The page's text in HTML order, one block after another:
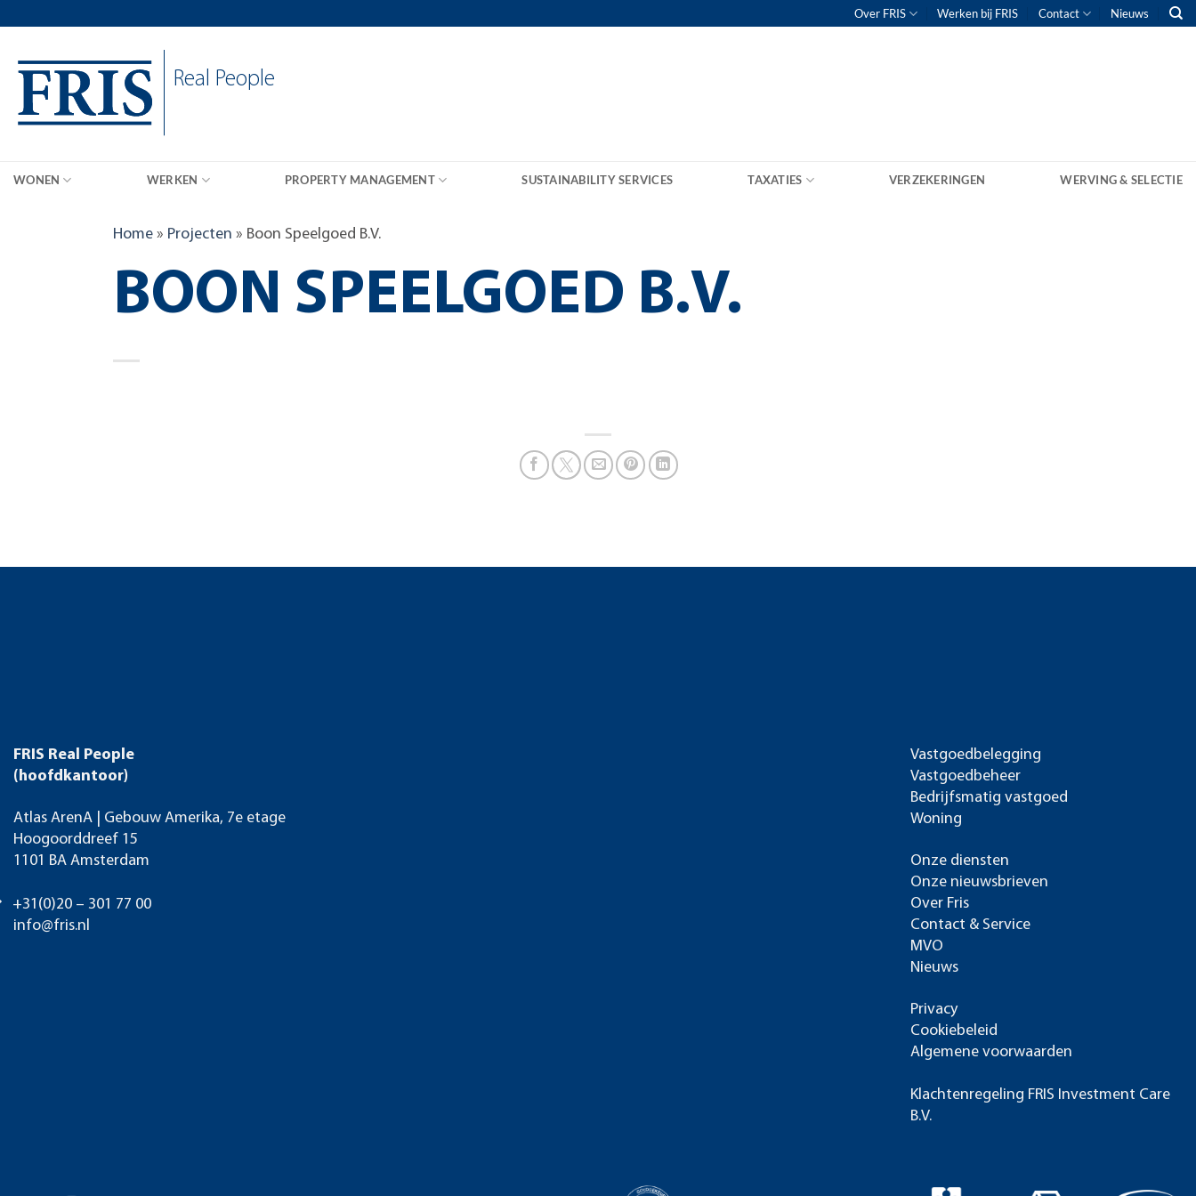
Over FRIS Werken bij FRIS Contact Nieuws
Real People
WONEN WERKEN PROPERTY MANAGEMENT SUSTAINABILITY SERVICES TAXATIES VERZEKERINGEN WERVING & SELECTIE
Home » Projecten » Boon Speelgoed B.V.
BOON SPEELGOED B.V.
FRIS Real People
(hoofdkantoor)
Atlas ArenA | Gebouw Amerika, 7e etage
Hoogoorddreef 15
1101 BA Amsterdam
+31(0)20 – 301 77 00
info@fris.nl
Vastgoedbelegging
Vastgoedbeheer
Bedrijfsmatig vastgoed
Woning
Onze diensten
Onze nieuwsbrieven
Over Fris
Contact & Service
MVO
Nieuws
Privacy
Cookiebeleid
Algemene voorwaarden
Klachtenregeling FRIS Investment Care
B.V.